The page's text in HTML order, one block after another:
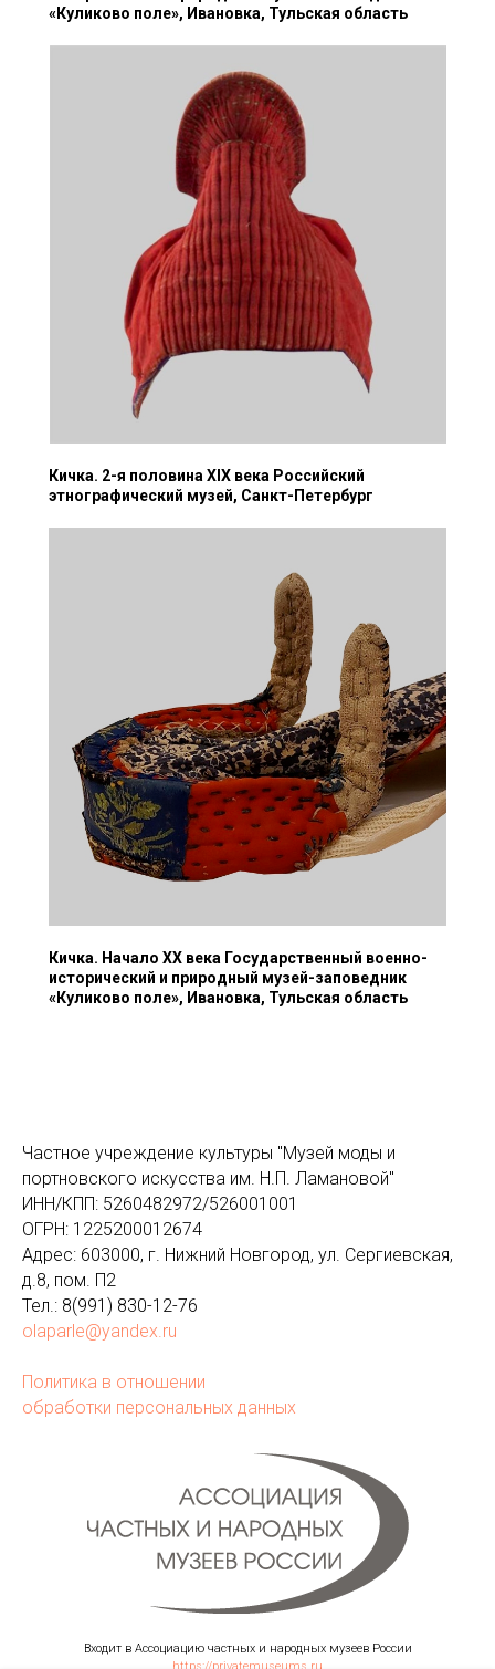
«Куликово поле», Ивановка, Тульская область
Кичка. 2-я половина XIX века Российский
этнографический музей, Санкт-Петербург
Кичка. Начало XX века Государственный военно-
исторический и природный музей-заповедник
«Куликово поле», Ивановка, Тульская область
Частное учреждение культуры "Музей моды и
портновского искусства им. Н.П. Ламановой"
ИНН/КПП: 5260482972/526001001
ОГРН: 1225200012674
Адрес: 603000, г. Нижний Новгород, ул. Сергиевская,
д.8, пом. П2
Тел.: 8(991) 830-12-76
olaparle@yandex.ru
Политика в отношении
обработки персональных данных
Входит в Ассоциацию частных и народных музеев России